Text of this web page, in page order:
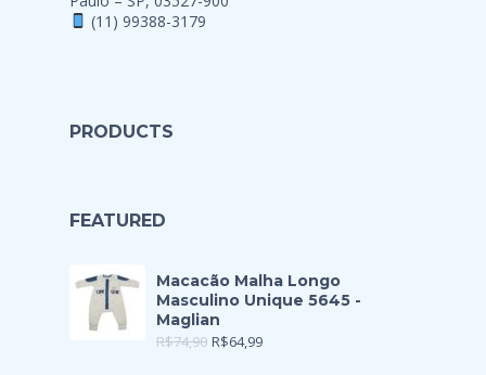
(11) 99388-3179
PRODUCTS
FEATURED
Macacão Malha Longo
Masculino Unique 5645 -
Maglian
R$74,90 R$64,99